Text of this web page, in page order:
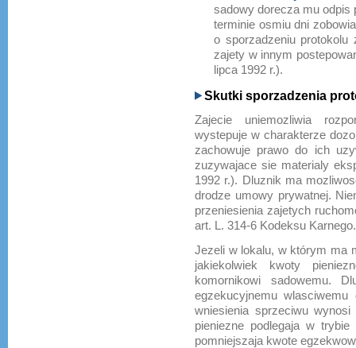
sadowy dorecza mu odpis
terminie osmiu dni
o sporzadzeniu
zajety w innym
lipca 1992 r.).
Skutki sporzadzenia
Zajecie uniemozliwia
wystepuje w charakterze
zachowuje prawo do ich
zuzywajace sie materialy
1992 r.). Dluznik ma
drodze umowy prywatnej.
przeniesienia zajetych
art. L. 314-6 Kodeksu Karnego.
Jezeli w lokalu, w którym ma
jakiekolwiek kwoty
komornikowi sadowemu.
egzekucyjnemu
wniesienia sprzeciwu
pieniezne podlegaja w
pomniejszaja kwote